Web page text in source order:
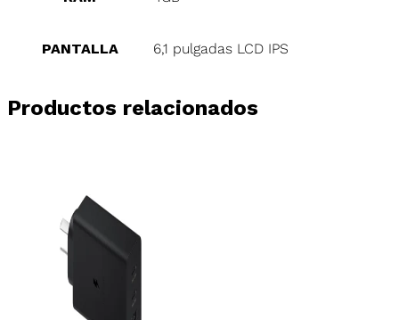
PANTALLA 6,1 pulgadas LCD IPS
Productos relacionados